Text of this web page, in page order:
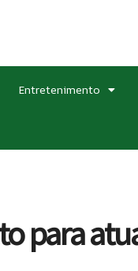
Entretenimento
para